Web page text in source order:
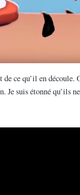
de ce qu’il en découle.
suis étonné qu’ils